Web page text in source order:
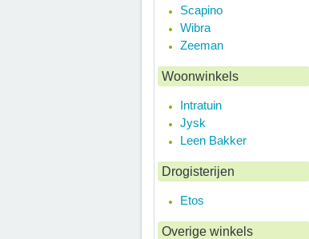
Scapino
Wibra
Zeeman
Woonwinkels
Intratuin
Jysk
Leen Bakker
Drogisterijen
Etos
Overige winkels